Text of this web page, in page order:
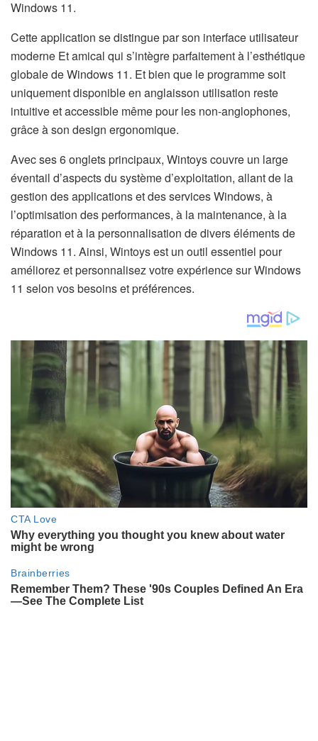
Windows 11.
Cette application se distingue par son interface utilisateur
moderne Et amical qui s’intègre parfaitement à l’esthétique
globale de Windows 11. Et bien que le programme soit
uniquement disponible en anglaisson utilisation reste
intuitive et accessible même pour les non-anglophones,
grâce à son design ergonomique.
Avec ses 6 onglets principaux, Wintoys couvre un large
éventail d’aspects du système d’exploitation, allant de la
gestion des applications et des services Windows, à
l’optimisation des performances, à la maintenance, à la
réparation et à la personnalisation de divers éléments de
Windows 11. Ainsi, Wintoys est un outil essentiel pour
améliorez et personnalisez votre expérience sur Windows
11 selon vos besoins et préférences.